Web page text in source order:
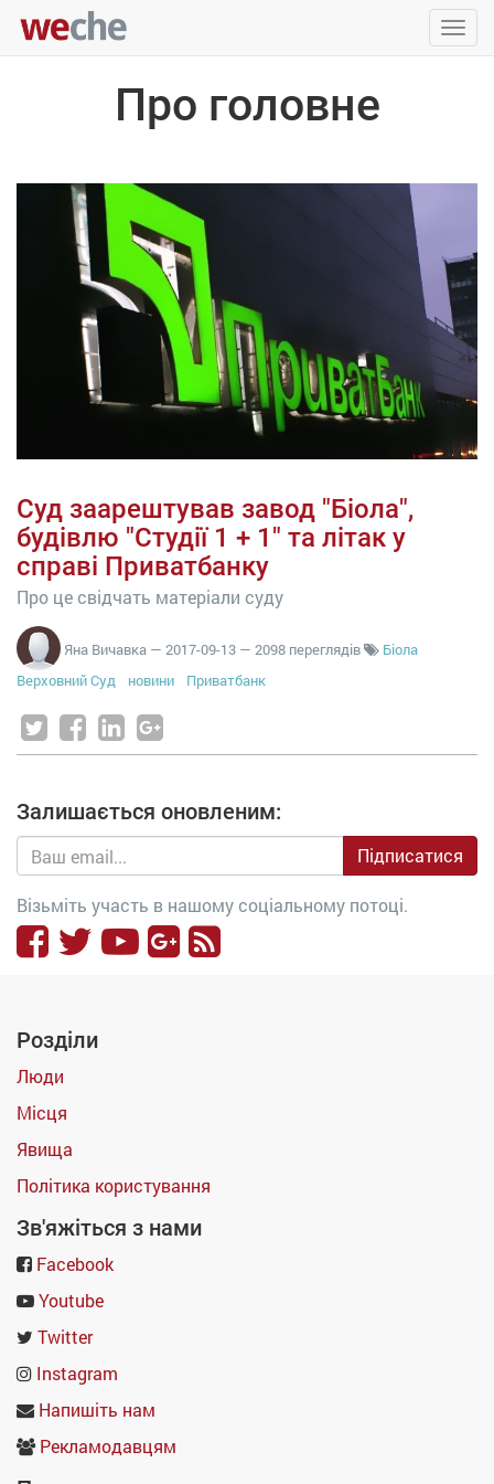
Про головне
Суд заарештував завод "Біола",
будівлю "Студії 1 + 1" та літак у
справі Приватбанку
Про це свідчать матеріали суду
Яна Вичавка — 2017-09-13 — 2098 переглядів
Біола
Верховний Суд
новини Приватбанк
Залишається оновленим:
Підписатися
Візьміть участь в нашому соціальному потоці.
Розділи
Люди
Місця
Явища
Політика користування
Зв'яжіться з нами
Facebook
Youtube
Twitter
Instagram
Напишіть нам
Рекламодавцям